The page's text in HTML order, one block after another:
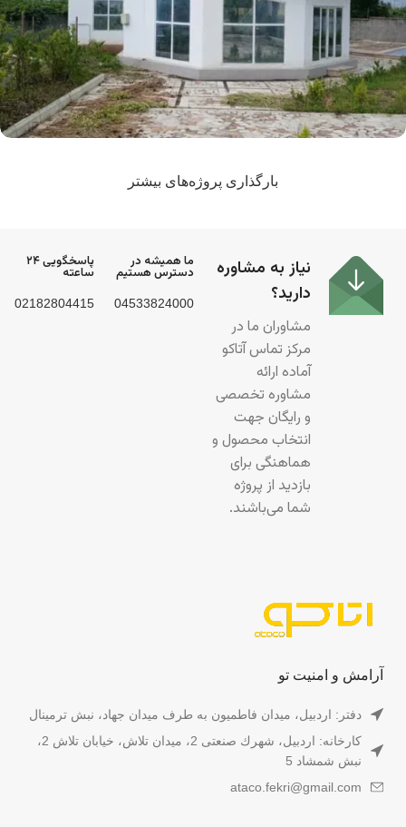
شهرک ویلایی مهندس سجادی
بارگذاری پروژه‌های بیشتر
نیاز به مشاوره
دارید؟
مشاوران ما در
مرکز تماس آتاکو
آماده ارائه
مشاوره تخصصی
و رایگان جهت
انتخاب محصول و
هماهنگی برای
بازدید از پروژه
شما می‌باشند.
ما همیشه در
دسترس هستیم
04533824000
پاسخگویی ۲۴
ساعته
02182804415
آرامش و امنیت تو
دفتر: اردبیل، میدان فاطمیون به طرف میدان جهاد، نبش ترمینال
کارخانه: اردبیل، شهرك صنعتى 2، ميدان تلاش، خيابان تلاش 2،
نبش شمشاد 5
ataco.fekri@gmail.com